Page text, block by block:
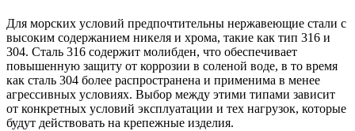
Для морских условий предпочтительны нержавеющие стали с
высоким содержанием никеля и хрома, такие как тип 316 и
304. Сталь 316 содержит молибден, что обеспечивает
повышенную защиту от коррозии в соленой воде, в то время
как сталь 304 более распространена и применима в менее
агрессивных условиях. Выбор между этими типами зависит
от конкретных условий эксплуатации и тех нагрузок, которые
будут действовать на крепежные изделия.